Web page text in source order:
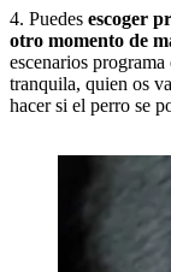
4. Puedes escoger
otro momento de
escenarios
tranquila, quien os
hacer si el perro se